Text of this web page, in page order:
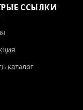
ССЫЛКИ
каталог